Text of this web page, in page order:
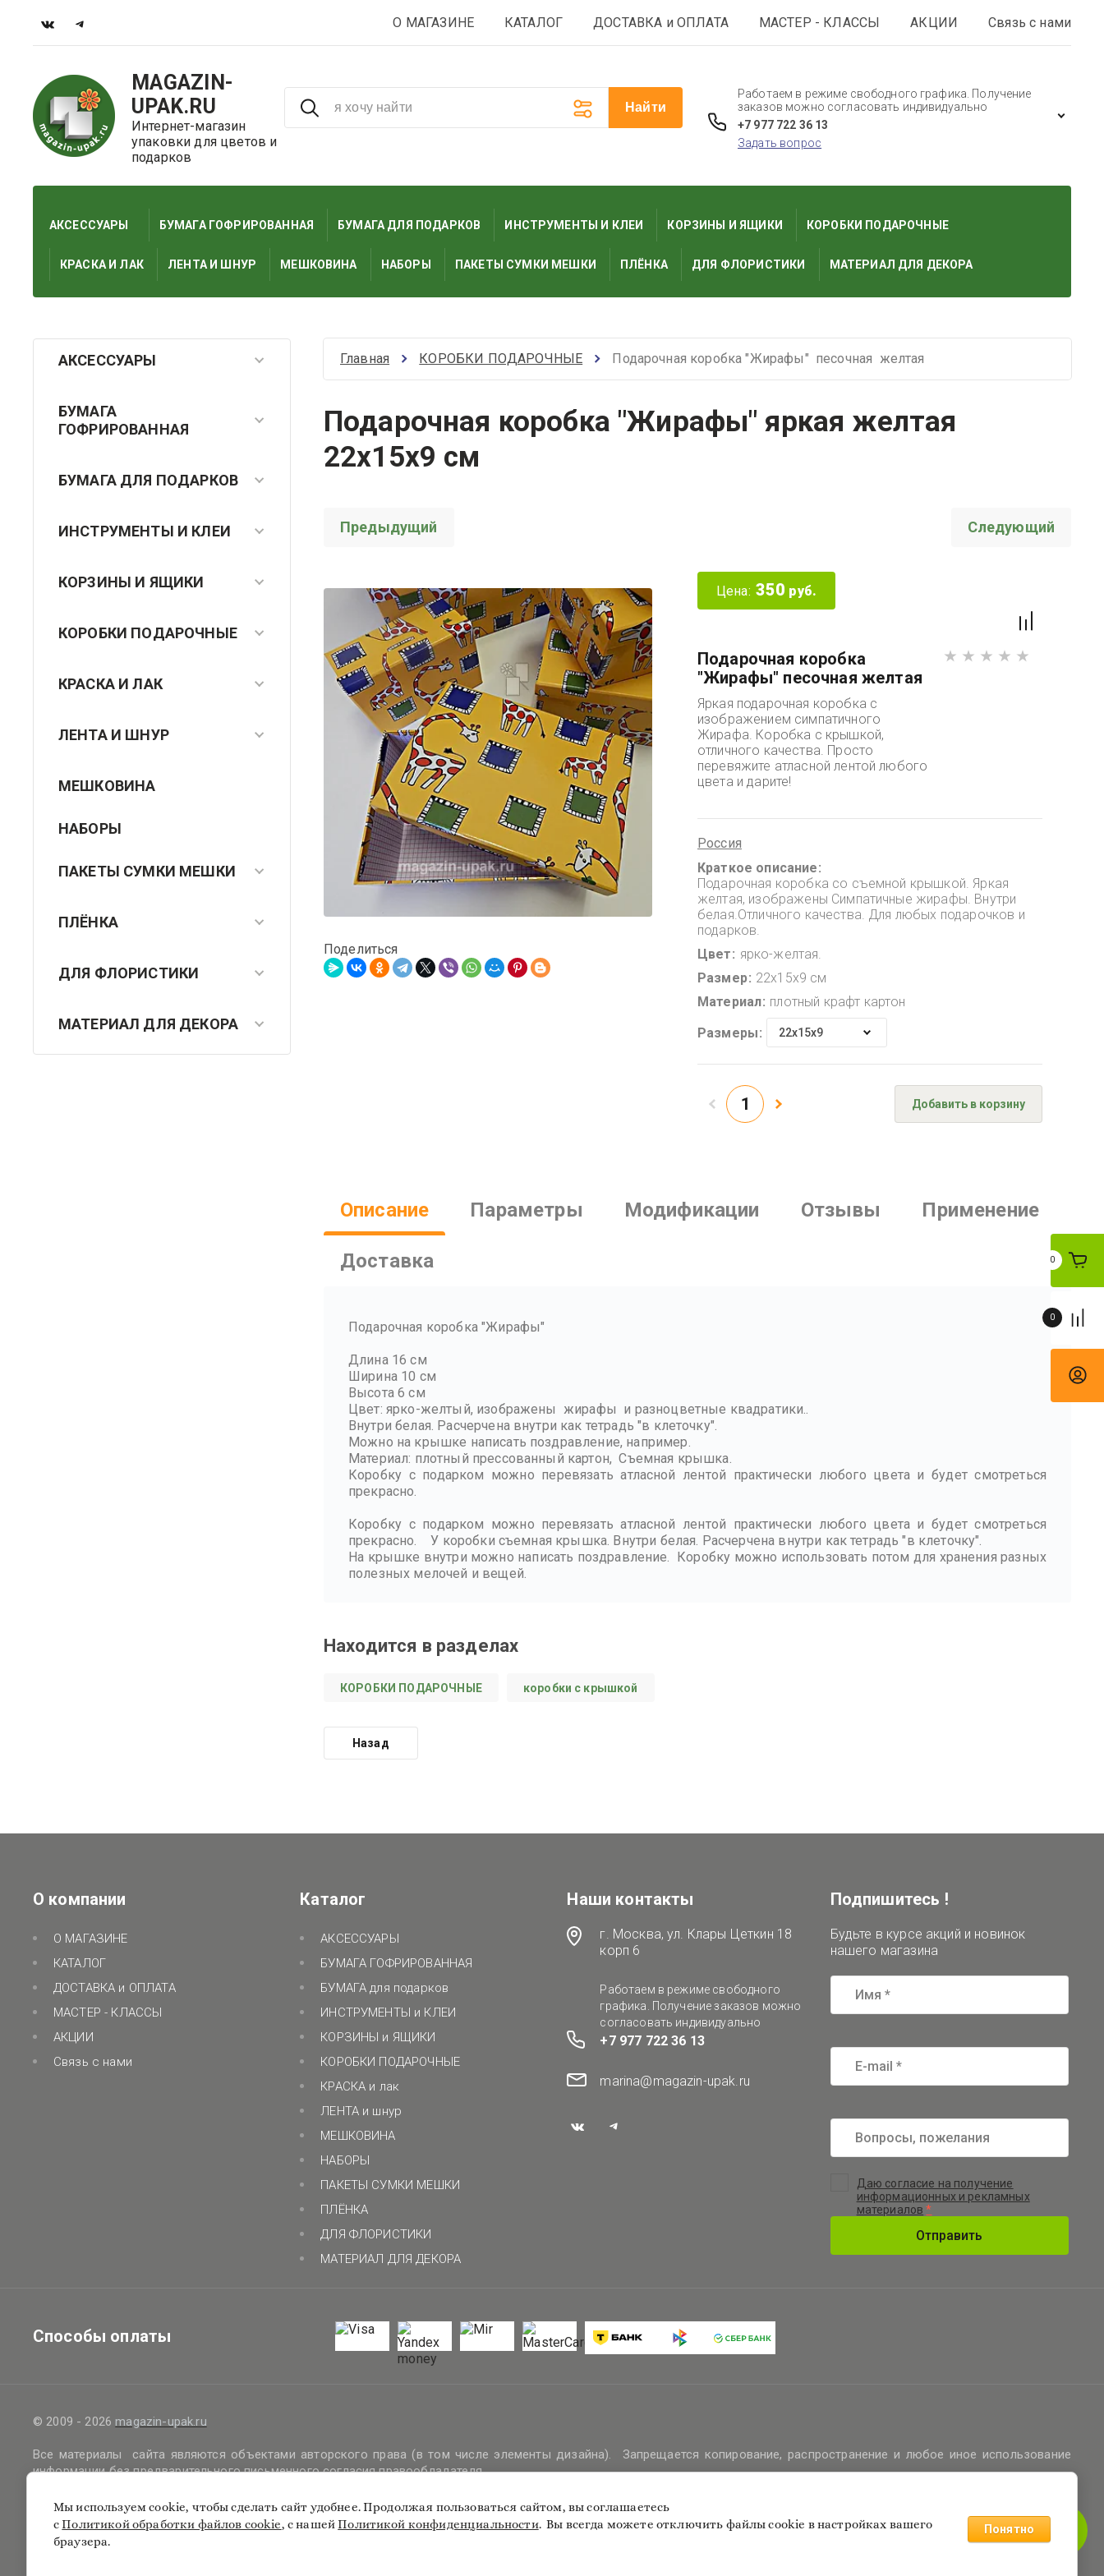
О МАГАЗИНЕ КАТАЛОГ ДОСТАВКА и ОПЛАТА МАСТЕР - КЛАССЫ АКЦИИ Связь с нами
MAGAZIN-
UPAK.RU
Интернет-магазин
упаковки для цветов и
подарков
Найти
Работаем в режиме свободного графика. Получение
заказов можно согласовать индивидуально
+7 977 722 36 13
Задать вопрос
АКСЕССУАРЫ БУМАГА ГОФРИРОВАННАЯ БУМАГА ДЛЯ ПОДАРКОВ ИНСТРУМЕНТЫ И КЛЕИ КОРЗИНЫ И ЯЩИКИ КОРОБКИ ПОДАРОЧНЫЕ
КРАСКА И ЛАК ЛЕНТА И ШНУР МЕШКОВИНА НАБОРЫ ПАКЕТЫ СУМКИ МЕШКИ ПЛЁНКА ДЛЯ ФЛОРИСТИКИ МАТЕРИАЛ ДЛЯ ДЕКОРА
0
0
АКСЕССУАРЫ
БУМАГА
ГОФРИРОВАННАЯ
БУМАГА ДЛЯ ПОДАРКОВ
ИНСТРУМЕНТЫ И КЛЕИ
КОРЗИНЫ И ЯЩИКИ
КОРОБКИ ПОДАРОЧНЫЕ
КРАСКА И ЛАК
ЛЕНТА И ШНУР
МЕШКОВИНА
НАБОРЫ
ПАКЕТЫ СУМКИ МЕШКИ
ПЛЁНКА
ДЛЯ ФЛОРИСТИКИ
МАТЕРИАЛ ДЛЯ ДЕКОРА
Главная КОРОБКИ ПОДАРОЧНЫЕ Подарочная коробка "Жирафы"  песочная  желтая
Подарочная коробка "Жирафы" яркая желтая
22х15х9 см
Предыдущий Следующий
Поделиться
Цена: 350 руб.
Подарочная коробка
"Жирафы" песочная желтая
Яркая подарочная коробка с
изображением симпатичного
Жирафа. Коробка с крышкой,
отличного качества. Просто
перевяжите атласной лентой любого
цвета и дарите!
Россия
Краткое описание
Подарочная коробка со съемной крышкой. Яркая
желтая, изображены Симпатичные жирафы. Внутри
белая.Отличного качества. Для любых подарочков и
подарков.
Цвет
ярко-желтая.
Размер 22х15х9 см
Материал плотный крафт картон
Размеры
Добавить в корзину
Описание Параметры Модификации Отзывы Применение
Доставка
Подарочная коробка "Жирафы"
Длина 16 см
Ширина 10 см
Высота 6 см
Цвет: ярко-желтый, изображены жирафы и разноцветные квадратики..
Внутри белая. Расчерчена внутри как тетрадь "в клеточку".
Можно на крышке написать поздравление, например.
Материал: плотный прессованный картон, Съемная крышка.
Коробку с подарком можно перевязать атласной лентой практически любого цвета и будет смотреться
прекрасно.
Коробку с подарком можно перевязать атласной лентой практически любого цвета и будет смотреться
прекрасно. У коробки съемная крышка. Внутри белая. Расчерчена внутри как тетрадь "в клеточку".
На крышке внутри можно написать поздравление. Коробку можно использовать потом для хранения разных
полезных мелочей и вещей.
Находится в разделах
КОРОБКИ ПОДАРОЧНЫЕ коробки с крышкой
Назад
О компании
О МАГАЗИНЕ
КАТАЛОГ
ДОСТАВКА и ОПЛАТА
МАСТЕР - КЛАССЫ
АКЦИИ
Связь с нами
Каталог
АКСЕССУАРЫ
БУМАГА ГОФРИРОВАННАЯ
БУМАГА для подарков
ИНСТРУМЕНТЫ и КЛЕИ
КОРЗИНЫ и ЯЩИКИ
КОРОБКИ ПОДАРОЧНЫЕ
КРАСКА и лак
ЛЕНТА и шнур
МЕШКОВИНА
НАБОРЫ
ПАКЕТЫ СУМКИ МЕШКИ
ПЛЁНКА
ДЛЯ ФЛОРИСТИКИ
МАТЕРИАЛ ДЛЯ ДЕКОРА
Наши контакты
г. Москва, ул. Клары Цеткин 18
корп 6
Работаем в режиме свободного
графика. Получение заказов можно
согласовать индивидуально
+7 977 722 36 13
marina@magazin-upak.ru
Подпишитесь !
Будьте в курсе акций и новинок
нашего магазина
Даю согласие на получение
информационных и рекламных
материалов *
Отправить
Способы оплаты
© 2009 - 2026 magazin-upak.ru
Все материалы сайта являются объектами авторского права (в том числе элементы дизайна). Запрещается копирование, распространение и любое иное использование
информации без предварительного письменного согласия правообладателя.
Правовая информация
Политика обработки файлов cookie
Политика защиты и обработки персональных данных
Согласие на получение информационных и рекламных материалов
Мы используем cookie, чтобы сделать сайт удобнее. Продолжая пользоваться сайтом, вы соглашаетесь
с Политикой обработки файлов cookie, с нашей Политикой конфиденциальности.Вы всегда можете отключить файлы cookie в настройках вашего
браузера.
Понятно